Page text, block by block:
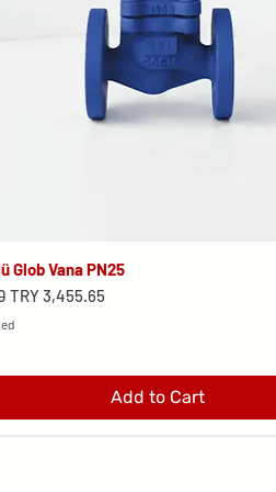
Glob Vana PN25
Sale Price
TRY 3,455.65
Add to Cart